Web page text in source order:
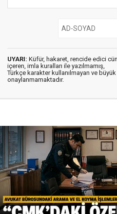
UYARI: Küfür, hakaret, rencide edici
içeren, imla kuralları ile yazılmamış,
Türkçe karakter kullanılmayan ve
onaylanmamaktadır.